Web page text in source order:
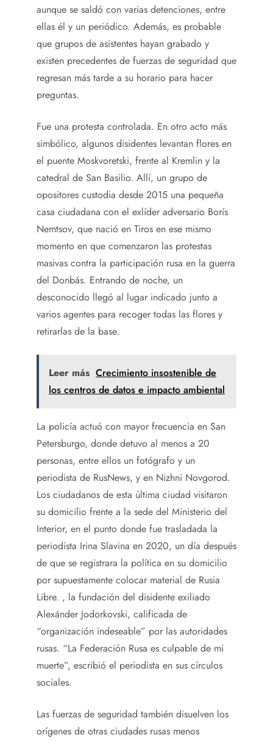
aunque se saldó con varias detenciones, entre
ellas él y un periódico. Además, es probable
que grupos de asistentes hayan grabado y
existen precedentes de fuerzas de seguridad que
regresan más tarde a su horario para hacer
preguntas.
Fue una protesta controlada. En otro acto más
simbólico, algunos disidentes levantan flores en
el puente Moskvoretski, frente al Kremlin y la
catedral de San Basilio. Allí, un grupo de
opositores custodia desde 2015 una pequeña
casa ciudadana con el exlíder adversario Borís
Nemtsov, que nació en Tiros en ese mismo
momento en que comenzaron las protestas
masivas contra la participación rusa en la guerra
del Donbás. Entrando de noche, un
desconocido llegó al lugar indicado junto a
varios agentes para recoger todas las flores y
retirarlas de la base.
Leer más Crecimiento insostenible de
los centros de datos e impacto ambiental
La policía actuó con mayor frecuencia en San
Petersburgo, donde detuvo al menos a 20
personas, entre ellos un fotógrafo y un
periodista de RusNews, y en Nizhni Novgorod.
Los ciudadanos de esta última ciudad visitaron
su domicilio frente a la sede del Ministerio del
Interior, en el punto donde fue trasladada la
periodista Irina Slavina en 2020, un día después
de que se registrara la política en su domicilio
por supuestamente colocar material de Rusia
Libre. , la fundación del disidente exiliado
Alexánder Jodorkovski, calificada de
“organización indeseable” por las autoridades
rusas. “La Federación Rusa es culpable de mi
muerte”, escribió el periodista en sus círculos
sociales.
Las fuerzas de seguridad también disuelven los
orígenes de otras ciudades rusas menos